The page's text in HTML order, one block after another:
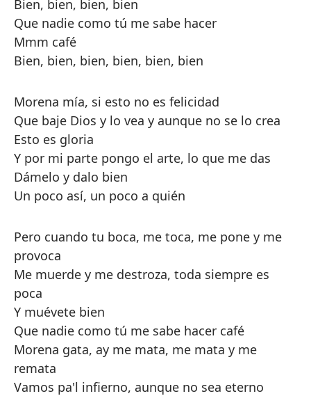
Bien, bien, bien, bien
Que nadie como tú me sabe hacer
Mmm café
Bien, bien, bien, bien, bien, bien
Morena mía, si esto no es felicidad
Que baje Dios y lo vea y aunque no se lo crea
Esto es gloria
Y por mi parte pongo el arte, lo que me das
Dámelo y dalo bien
Un poco así, un poco a quién
Pero cuando tu boca, me toca, me pone y me
provoca
Me muerde y me destroza, toda siempre es
poca
Y muévete bien
Que nadie como tú me sabe hacer café
Morena gata, ay me mata, me mata y me
remata
Vamos pa'l infierno, aunque no sea eterno